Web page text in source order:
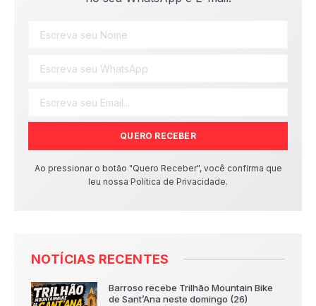
QUERO RECEBER
Ao pressionar o botão "Quero Receber", você confirma que
leu nossa Política de Privacidade.
NOTÍCIAS RECENTES
Barroso recebe Trilhão Mountain Bike
de Sant’Ana neste domingo (26)